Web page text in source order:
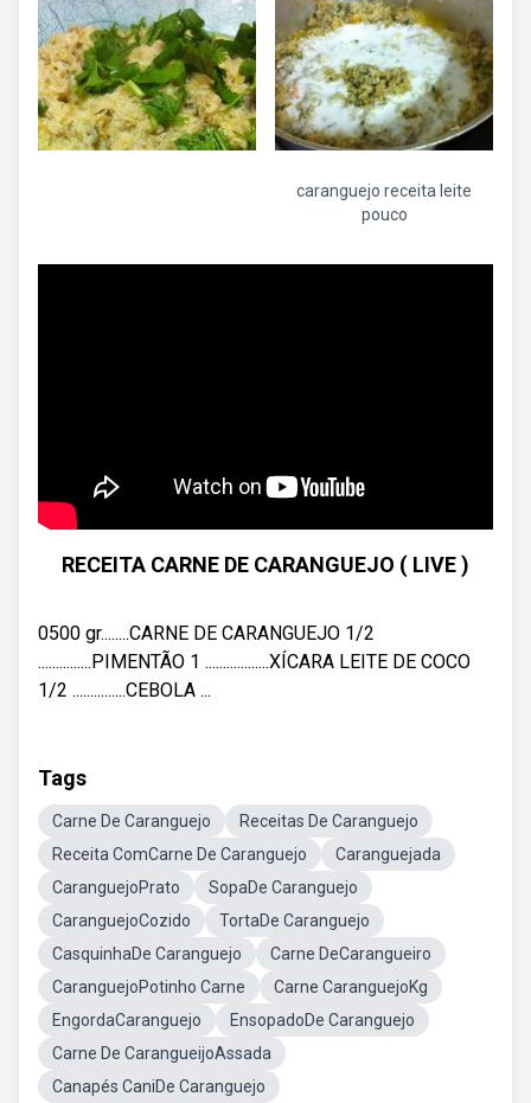
caranguejo receita leite
pouco
RECEITA CARNE DE CARANGUEJO ( LIVE )
0500 gr........CARNE DE CARANGUEJO 1/2
...............PIMENTÃO 1 ..................XÍCARA LEITE DE COCO
1/2 ...............CEBOLA ...
Tags
Carne De Caranguejo
Receitas De Caranguejo
Receita ComCarne De Caranguejo
Caranguejada
CaranguejoPrato
SopaDe Caranguejo
CaranguejoCozido
TortaDe Caranguejo
CasquinhaDe Caranguejo
Carne DeCarangueiro
CaranguejoPotinho Carne
Carne CaranguejoKg
EngordaCaranguejo
EnsopadoDe Caranguejo
Carne De CarangueijoAssada
Canapés CaniDe Caranguejo